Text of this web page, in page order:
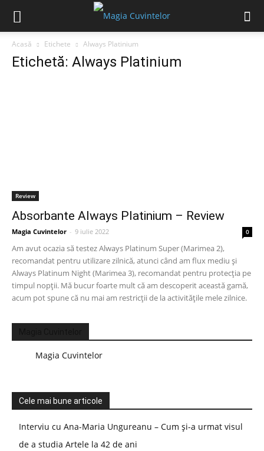
Acasă Etichete Always Platinium
Etichetă: Always Platinium
Review
Absorbante Always Platinium – Review
Magia Cuvintelor - 9 iulie 2022 0
Am avut ocazia să testez Always Platinum Super (Marimea 2),
recomandat pentru utilizare zilnică, atunci când am flux mediu și
Always Platinum Night (Marimea 3), recomandat pentru protecția pe
timpul nopții. Mă bucur foarte mult că am descoperit această gamă,
acum pot spune că nu mai am restricții de la activitățile mele zilnice.
Magia Cuvintelor
Cele mai bune articole
Interviu cu Ana-Maria Ungureanu – Cum și-a urmat visul
de a studia Artele la 42 de ani